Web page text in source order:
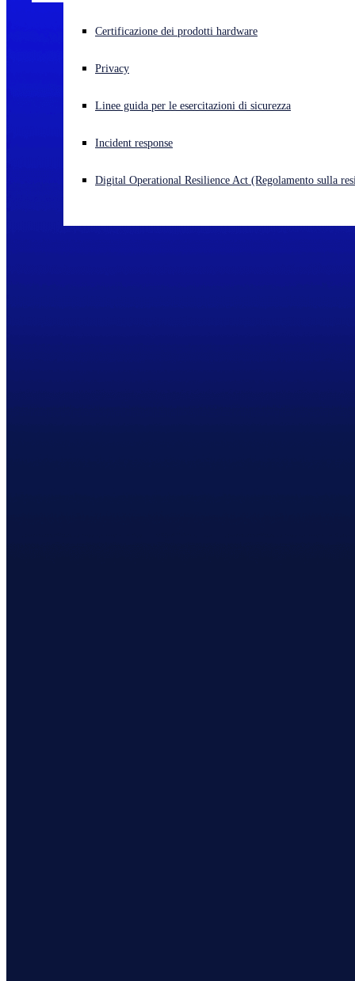
Cyberattacco in corso? Ottieni assistenza immediata
Open language switcher
Certificazione dei prodotti hardware
Privacy
Linee guida per le esercitazioni di sicurezza
Incident response
Digital Operational Resilience Act (Regolamento sulla